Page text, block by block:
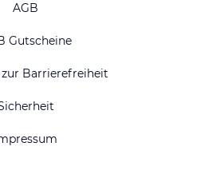
AGB
Gutscheine
Barrierefreiheit